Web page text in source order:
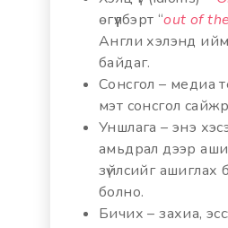
өгүүлбэрт “out of
Англи хэлэнд
байдаг.
Сонсгол – медиа
мэт сонсгол
Уншлага – энэ
амьдрал дээр
зүйлсийг
болно.
Бичих – захиа,